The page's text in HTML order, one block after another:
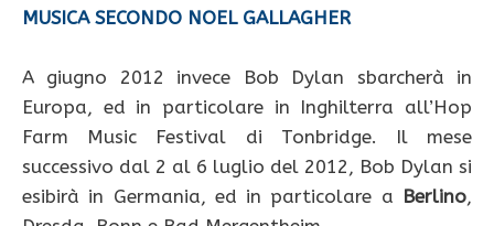
MUSICA SECONDO NOEL GALLAGHER
A giugno 2012 invece Bob Dylan sbarcherà in
Europa, ed in particolare in Inghilterra all’Hop
Farm Music Festival di Tonbridge. Il mese
successivo dal 2 al 6 luglio del 2012, Bob Dylan si
esibirà in Germania, ed in particolare a Berlino,